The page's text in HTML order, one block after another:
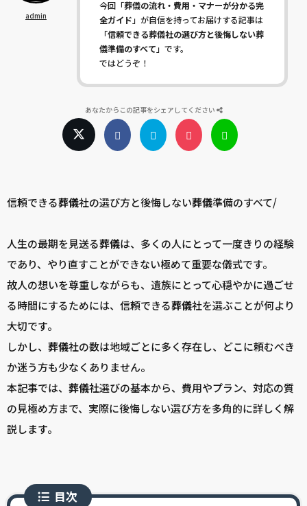
admin
今回「葬儀の流れ・費用・マナーが分かる完
全ガイド 」が自信を持ってお届けする記事は
「信頼できる葬儀社の選び方と後悔しない葬
儀準備のすべて 」です。
ではどうぞ！
あなたからこの記事をシェアしてください
信頼できる葬儀社の選び方と後悔しない葬儀準備のすべて/
人生の最期を見送る葬儀は、多くの人にとって一度きりの経験
であり、やり直すことができない極めて重要な儀式です。
故人の想いを尊重しながらも、遺族にとって心穏やかに過ごせ
る時間にするためには、信頼できる葬儀社を選ぶことが何より
大切です。
しかし、 葬儀社の数は地域ごとに多く存在し、どこに頼むべき
か迷う方も少なくありません。
本記事では、 葬儀社選びの基本から、費用やプラン、対応の質
の見極め方まで、実際に後悔しない選び方を多角的に詳しく解
説します。
目次